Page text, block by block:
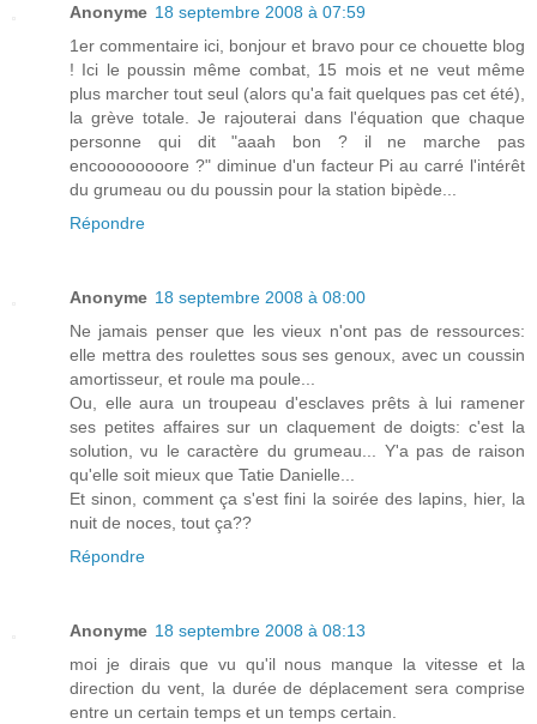
Anonyme 18 septembre 2008 à 07:59
1er commentaire ici, bonjour et bravo pour ce chouette blog
! Ici le poussin même combat, 15 mois et ne veut même
plus marcher tout seul (alors qu'a fait quelques pas cet été),
la grève totale. Je rajouterai dans l'équation que chaque
personne qui dit "aaah bon ? il ne marche pas
encoooooooore ?" diminue d'un facteur Pi au carré l'intérêt
du grumeau ou du poussin pour la station bipède...
Répondre
Anonyme 18 septembre 2008 à 08:00
Ne jamais penser que les vieux n'ont pas de ressources:
elle mettra des roulettes sous ses genoux, avec un coussin
amortisseur, et roule ma poule...
Ou, elle aura un troupeau d'esclaves prêts à lui ramener
ses petites affaires sur un claquement de doigts: c'est la
solution, vu le caractère du grumeau... Y'a pas de raison
qu'elle soit mieux que Tatie Danielle...
Et sinon, comment ça s'est fini la soirée des lapins, hier, la
nuit de noces, tout ça??
Répondre
Anonyme 18 septembre 2008 à 08:13
moi je dirais que vu qu'il nous manque la vitesse et la
direction du vent, la durée de déplacement sera comprise
entre un certain temps et un temps certain.